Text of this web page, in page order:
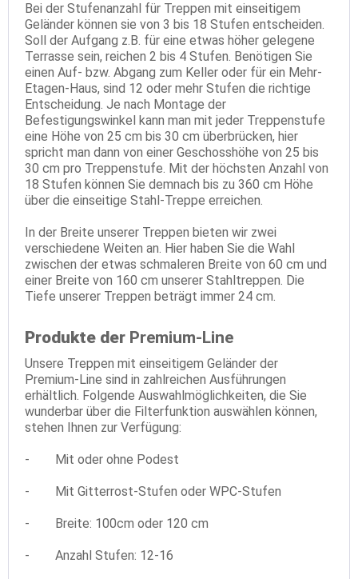
Bei der Stufenanzahl für Treppen mit einseitigem
Geländer können sie von 3 bis 18 Stufen entscheiden.
Soll der Aufgang z.B. für eine etwas höher gelegene
Terrasse sein, reichen 2 bis 4 Stufen. Benötigen Sie
einen Auf- bzw. Abgang zum Keller oder für ein Mehr-
Etagen-Haus, sind 12 oder mehr Stufen die richtige
Entscheidung. Je nach Montage der
Befestigungswinkel kann man mit jeder Treppenstufe
eine Höhe von 25 cm bis 30 cm überbrücken, hier
spricht man dann von einer Geschosshöhe von 25 bis
30 cm pro Treppenstufe. Mit der höchsten Anzahl von
18 Stufen können Sie demnach bis zu 360 cm Höhe
über die einseitige Stahl-Treppe erreichen.
In der Breite unserer Treppen bieten wir zwei
verschiedene Weiten an. Hier haben Sie die Wahl
zwischen der etwas schmaleren Breite von 60 cm und
einer Breite von 160 cm unserer Stahltreppen. Die
Tiefe unserer Treppen beträgt immer 24 cm.
Produkte der Premium-Line
Unsere Treppen mit einseitigem Geländer der
Premium-Line sind in zahlreichen Ausführungen
erhältlich. Folgende Auswahlmöglichkeiten, die Sie
wunderbar über die Filterfunktion auswählen können,
stehen Ihnen zur Verfügung:
- Mit oder ohne Podest
- Mit Gitterrost-Stufen oder WPC-Stufen
- Breite: 100cm oder 120 cm
- Anzahl Stufen: 12-16